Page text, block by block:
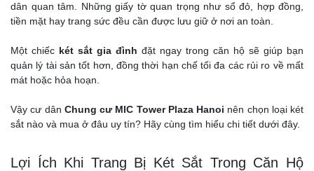
dân quan tâm. Những giấy tờ quan trọng như sổ đỏ, hợp đồng,
tiền mặt hay trang sức đều cần được lưu giữ ở nơi an toàn.
Một chiếc két sắt gia đình đặt ngay trong căn hộ sẽ giúp bạn
quản lý tài sản tốt hơn, đồng thời hạn chế tối đa các rủi ro về mất
mát hoặc hỏa hoạn.
Vậy cư dân Chung cư MIC Tower Plaza Hanoi nên chọn loại két
sắt nào và mua ở đâu uy tín? Hãy cùng tìm hiểu chi tiết dưới đây.
Lợi Ích Khi Trang Bị Két Sắt Trong Căn Hộ